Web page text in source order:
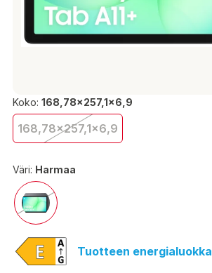
Koko: 168,78x257,1x6,9
168,78x257,1x6,9
Väri: Harmaa
Tuotteen energialuokka